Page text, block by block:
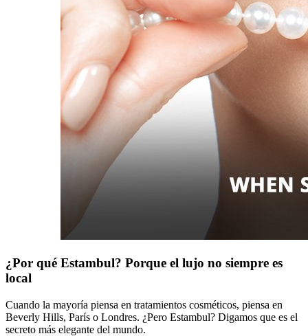
¿Por qué Estambul? Porque el lujo no siempre es
local
Cuando la mayoría piensa en tratamientos cosméticos, piensa en
Beverly Hills, París o Londres. ¿Pero Estambul? Digamos que es el
secreto más elegante del mundo.